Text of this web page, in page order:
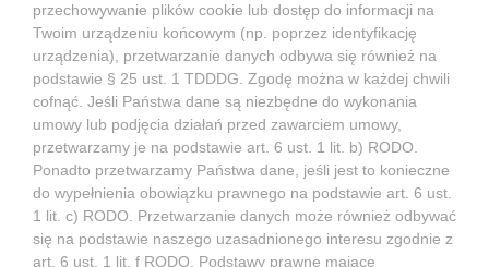
przechowywanie plików cookie lub dostęp do informacji na
Twoim urządzeniu końcowym (np. poprzez identyfikację
urządzenia), przetwarzanie danych odbywa się również na
podstawie § 25 ust. 1 TDDDG. Zgodę można w każdej chwili
cofnąć. Jeśli Państwa dane są niezbędne do wykonania
umowy lub podjęcia działań przed zawarciem umowy,
przetwarzamy je na podstawie art. 6 ust. 1 lit. b) RODO.
Ponadto przetwarzamy Państwa dane, jeśli jest to konieczne
do wypełnienia obowiązku prawnego na podstawie art. 6 ust.
1 lit. c) RODO. Przetwarzanie danych może również odbywać
się na podstawie naszego uzasadnionego interesu zgodnie z
art. 6 ust. 1 lit. f RODO. Podstawy prawne mające